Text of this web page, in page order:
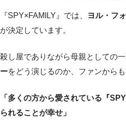
『SPY×FAMILY』では、 ヨル・フ
が決定しています。
殺し屋でありながら母親としての
ーをどう演じるのか、ファンから
「多くの方から愛されている『
られることが幸せ」